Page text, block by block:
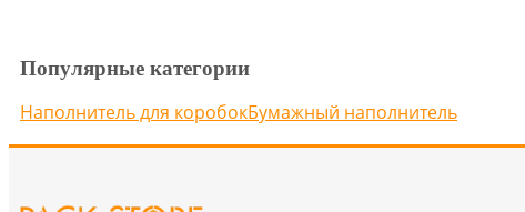
Популярные категории
Наполнитель для коробокБумажный наполнитель